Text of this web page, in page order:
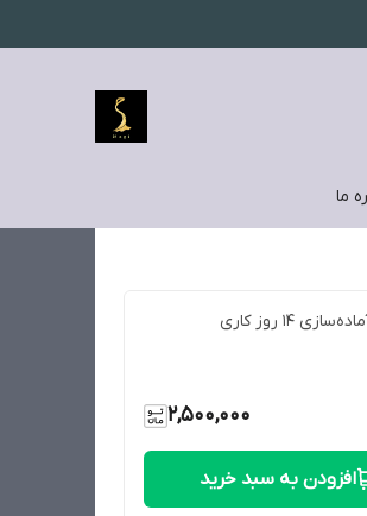
ما
14 روز کاری
2,500,000
افزودن به سبد خرید